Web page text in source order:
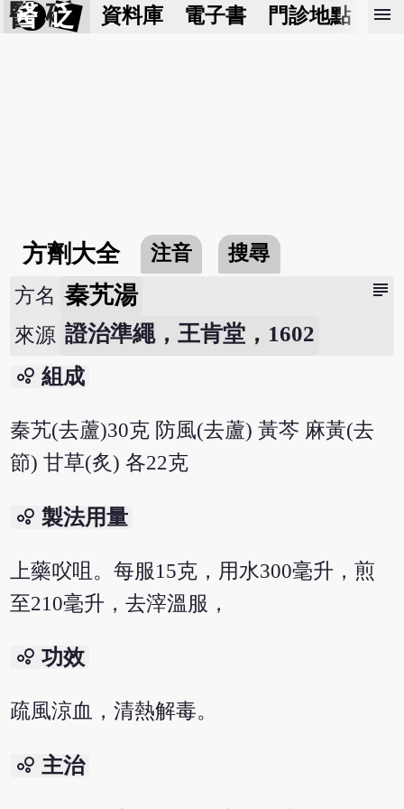
醫 砭 資料庫 電子書 門診地點 預
menu
方劑大全 注音 搜尋
subject
方名 秦艽湯
來源 證治準繩，王肯堂，1602
bubble_chart 組成
秦艽(去蘆)30克 防風(去蘆) 黃芩 麻黃(去
節) 甘草(炙) 各22克
bubble_chart 製法用量
上藥㕮咀。每服15克，用水300毫升，煎
至210毫升，去滓溫服，
bubble_chart 功效
疏風涼血，清熱解毒。
bubble_chart 主治